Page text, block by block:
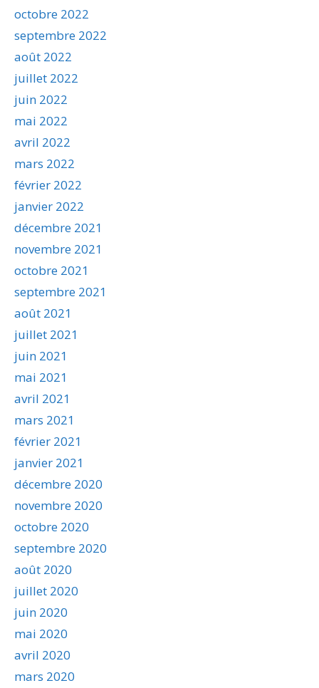
octobre 2022
septembre 2022
août 2022
juillet 2022
juin 2022
mai 2022
avril 2022
mars 2022
février 2022
janvier 2022
décembre 2021
novembre 2021
octobre 2021
septembre 2021
août 2021
juillet 2021
juin 2021
mai 2021
avril 2021
mars 2021
février 2021
janvier 2021
décembre 2020
novembre 2020
octobre 2020
septembre 2020
août 2020
juillet 2020
juin 2020
mai 2020
avril 2020
mars 2020